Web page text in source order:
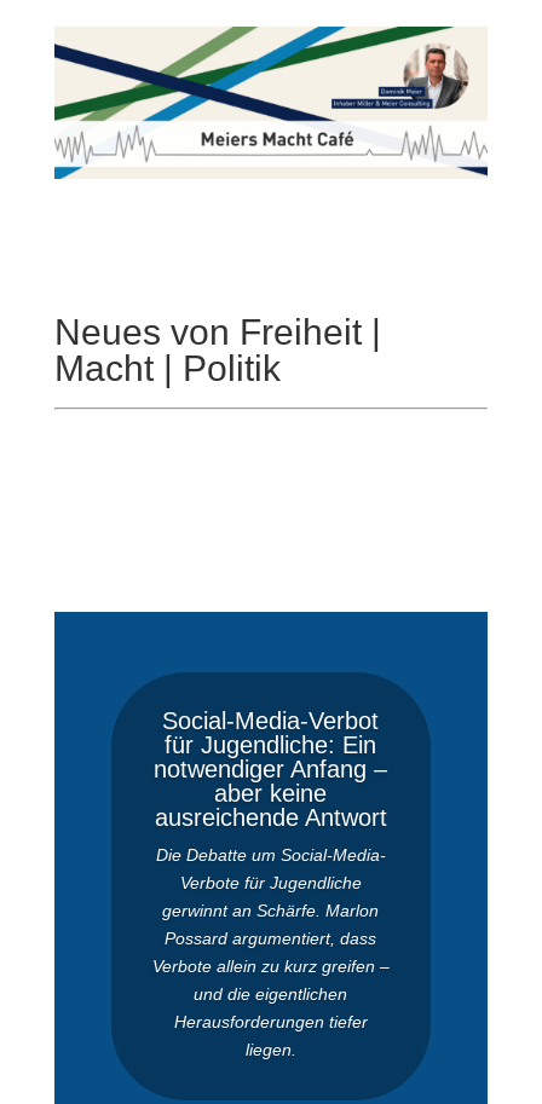
Neues von Freiheit |
Macht | Politik
Social-Media-Verbot
für Jugendliche: Ein
notwendiger Anfang –
aber keine
ausreichende Antwort
Die Debatte um Social-Media-
Verbote für Jugendliche
gerwinnt an Schärfe. Marlon
Possard argumentiert, dass
Verbote allein zu kurz greifen –
und die eigentlichen
Herausforderungen tiefer
liegen.